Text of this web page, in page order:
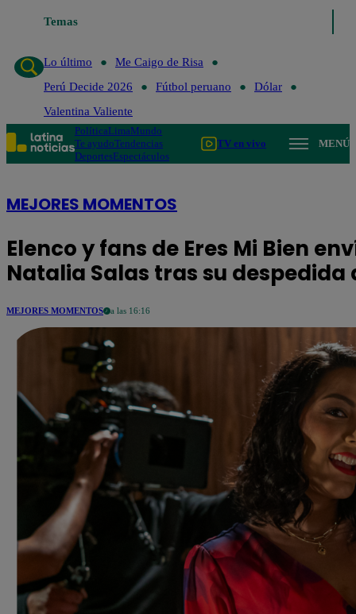
Temas
Lo último
Me Caigo de Risa
Perú Decide 2026
Fútbol peruano
Dólar
Valentina Valiente
PolíticaLimaMundo
Te ayudoTendencias
DeportesEspectáculos
TV en vivo MENÚ
MEJORES MOMENTOS
Elenco y fans de Eres Mi Bien
Natalia Salas tras su despedida
MEJORES MOMENTOS a las 16:16